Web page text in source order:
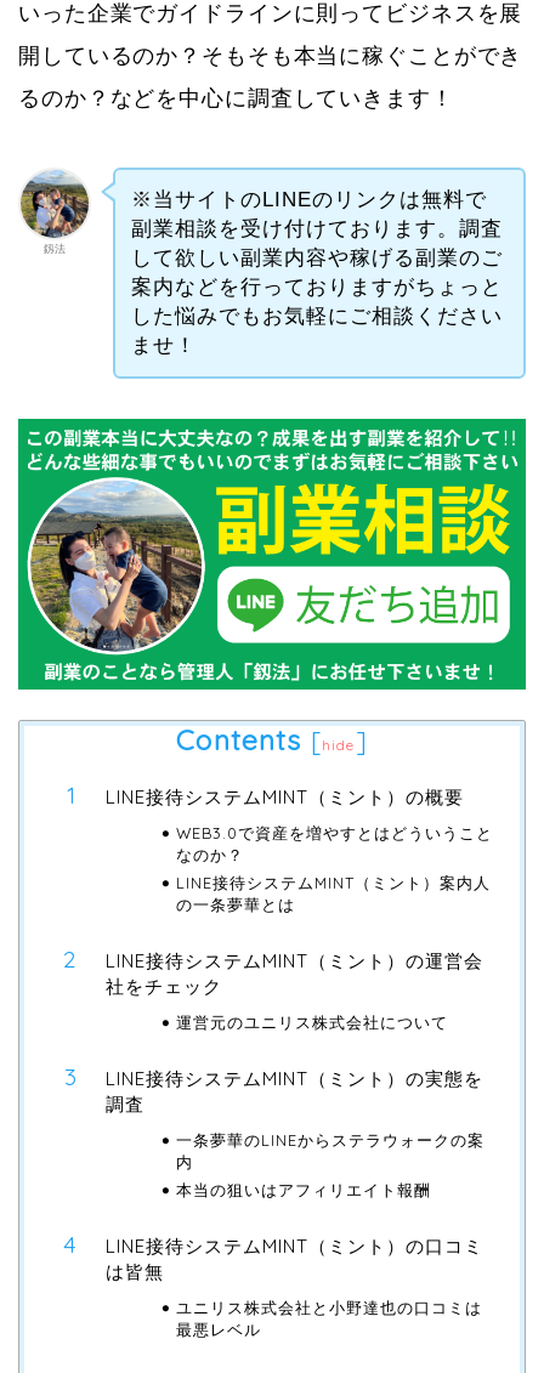
いった企業でガイドラインに則ってビジネスを展
開しているのか？そもそも本当に稼ぐことができ
るのか？などを中心に調査していきます！
釼法
※当サイトのLINEのリンクは無料で
副業相談を受け付けております。調査
して欲しい副業内容や稼げる副業のご
案内などを行っておりますがちょっと
した悩みでもお気軽にご相談ください
ませ！
Contents [hide ]
LINE接待システムMINT（ミント）の概要
WEB3.0で資産を増やすとはどういうこと
なのか？
LINE接待システムMINT（ミント）案内人
の一条夢華とは
LINE接待システムMINT（ミント）の運営会
社をチェック
運営元のユニリス株式会社について
LINE接待システムMINT（ミント）の実態を
調査
一条夢華のLINEからステラウォークの案
内
本当の狙いはアフィリエイト報酬
LINE接待システムMINT（ミント）の口コミ
は皆無
ユニリス株式会社と小野達也の口コミは
最悪レベル